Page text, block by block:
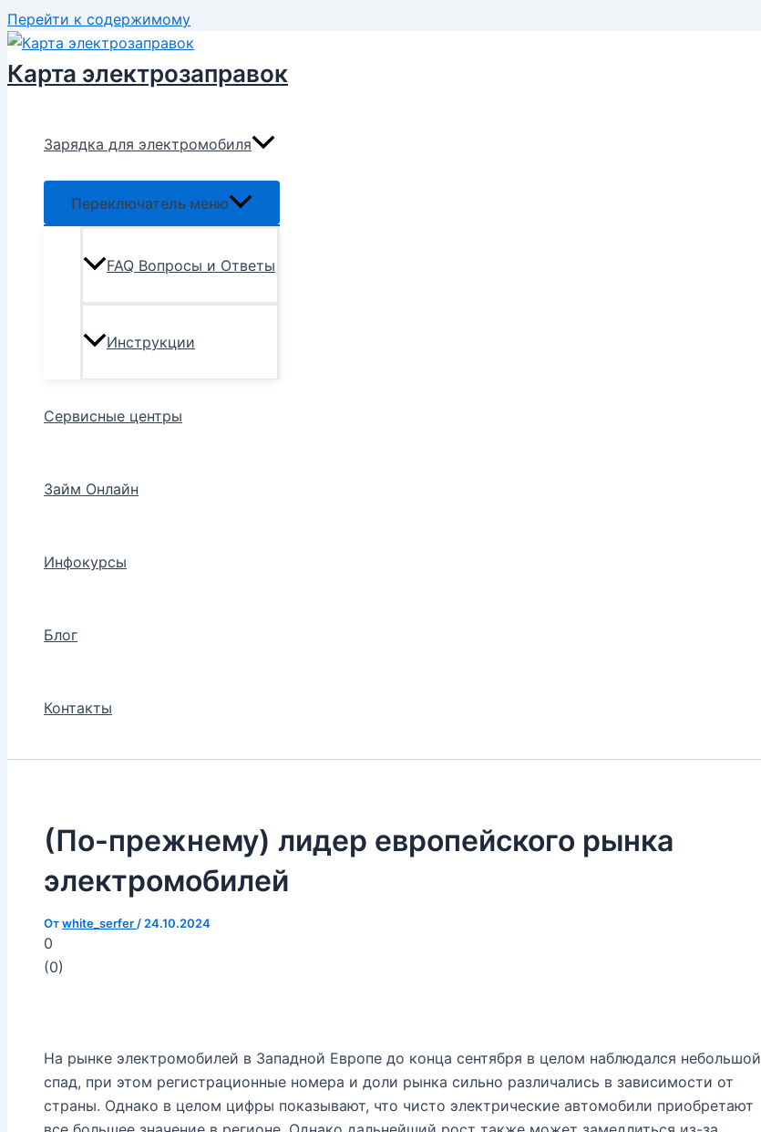
Перейти к содержимому
Карта электрозаправок
Зарядка для электромобиля
Переключатель меню
FAQ Вопросы и Ответы
Инструкции
Сервисные центры
Займ Онлайн
Инфокурсы
Блог
Контакты
(По-прежнему) лидер европейского рынка
электромобилей
Отwhite_serfer / 24.10.2024
0
(0)
На рынке электромобилей в Западной Европе до конца сентября в целом наблюдался небольшой
спад, при этом регистрационные номера и доли рынка сильно различались в зависимости от
страны. Однако в целом цифры показывают, что чисто электрические автомобили приобретают